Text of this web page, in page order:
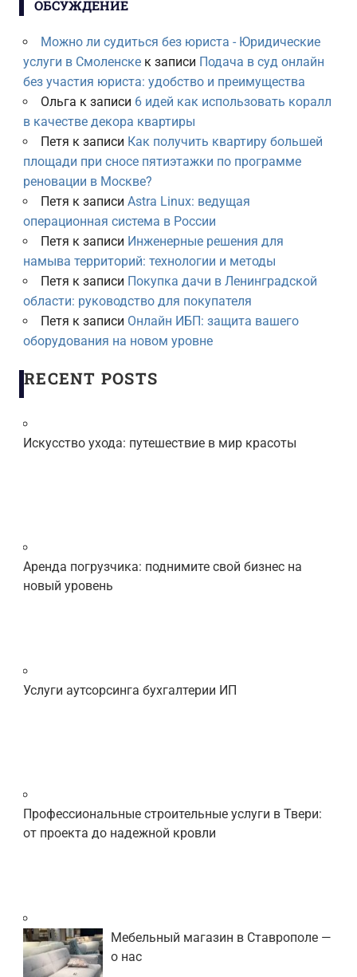
ОБСУЖДЕНИЕ
Можно ли судиться без юриста - Юридические
услуги в Смоленскек записи Подача в суд онлайн
без участия юриста: удобство и преимущества
Ольга к записи 6 идей как использовать коралл
в качестве декора квартиры
Петя к записи Как получить квартиру большей
площади при сносе пятиэтажки по программе
реновации в Москве?
Петя к записи Astra Linux: ведущая
операционная система в России
Петя к записи Инженерные решения для
намыва территорий: технологии и методы
Петя к записи Покупка дачи в Ленинградской
области: руководство для покупателя
Петя к записи Онлайн ИБП: защита вашего
оборудования на новом уровне
RECENT POSTS
Искусство ухода: путешествие в мир красоты
Аренда погрузчика: поднимите свой бизнес на
новый уровень
Услуги аутсорсинга бухгалтерии ИП
Профессиональные строительные услуги в Твери:
от проекта до надежной кровли
Мебельный магазин в Ставрополе —
о нас